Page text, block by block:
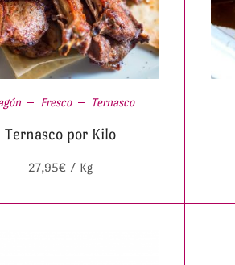
Fresco Ternasco
Ternasco por Kilo
27,95€ / Kg